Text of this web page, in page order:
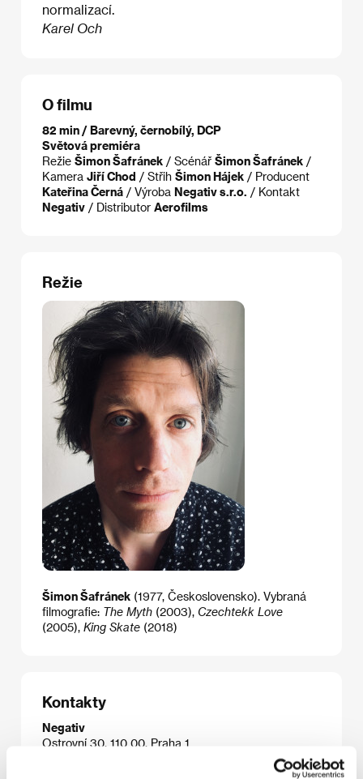
normalizací.
Karel Och
O filmu
82 min / Barevný, černobílý, DCP
Světová premiéra
Režie Šimon Šafránek / Scénář Šimon Šafránek /
Kamera Jiří Chod / Střih Šimon Hájek / Producent
Kateřina Černá / Výroba Negativ s.r.o. / Kontakt
Negativ / Distributor Aerofilms
Režie
Šimon Šafránek (1977, Československo). Vybraná
filmografie: The Myth (2003), Czechtekk Love
(2005), King Skate (2018)
Kontakty
Negativ
Ostrovní 30, 110 00, Praha 1